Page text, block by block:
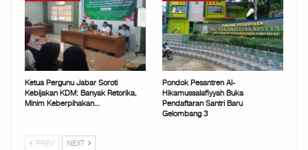
Ketua Pergunu Jabar Soroti
Kebijakan KDM: Banyak Retorika,
Minim Keberpihakan…
Pondok Pesantren Al-
Hikamussalafiyyah Buka
Pendaftaran Santri Baru
Gelombang 3
PREV NEXT